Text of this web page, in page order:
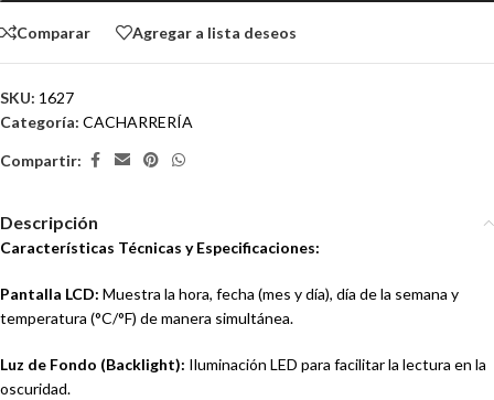
Comparar Agregar a lista deseos
SKU: 1627
Categoría: CACHARRERÍA
Compartir:
Descripción
Características Técnicas y Especificaciones:
Pantalla LCD: Muestra la hora, fecha (mes y día), día de la semana y
temperatura (°C/°F) de manera simultánea.
Luz de Fondo (Backlight): Iluminación LED para facilitar la lectura en la
oscuridad.